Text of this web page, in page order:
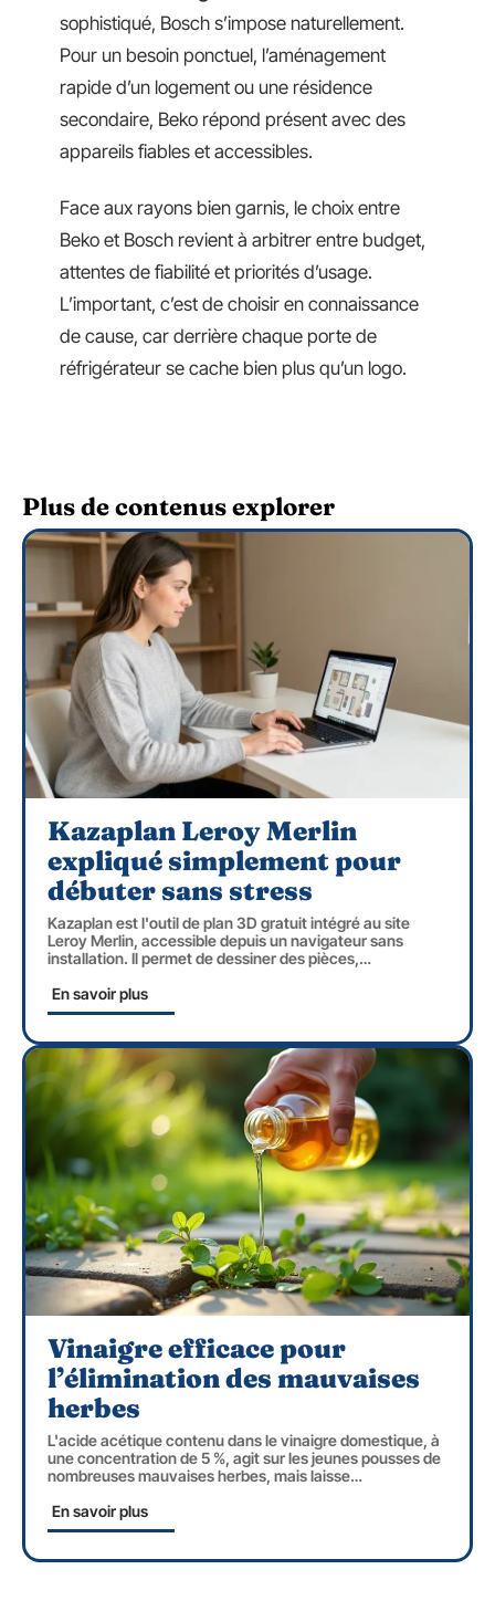
sophistiqué, Bosch s’impose naturellement.
Pour un besoin ponctuel, l’aménagement
rapide d’un logement ou une résidence
secondaire, Beko répond présent avec des
appareils fiables et accessibles.
Face aux rayons bien garnis, le choix entre
Beko et Bosch revient à arbitrer entre budget,
attentes de fiabilité et priorités d’usage.
L’important, c’est de choisir en connaissance
de cause, car derrière chaque porte de
réfrigérateur se cache bien plus qu’un logo.
Plus de contenus explorer
Kazaplan Leroy Merlin
expliqué simplement pour
débuter sans stress
Kazaplan est l'outil de plan 3D gratuit intégré au site
Leroy Merlin, accessible depuis un navigateur sans
installation. Il permet de dessiner des pièces,…
En savoir plus
Vinaigre efficace pour
l’élimination des mauvaises
herbes
L'acide acétique contenu dans le vinaigre domestique, à
une concentration de 5 %, agit sur les jeunes pousses de
nombreuses mauvaises herbes, mais laisse…
En savoir plus